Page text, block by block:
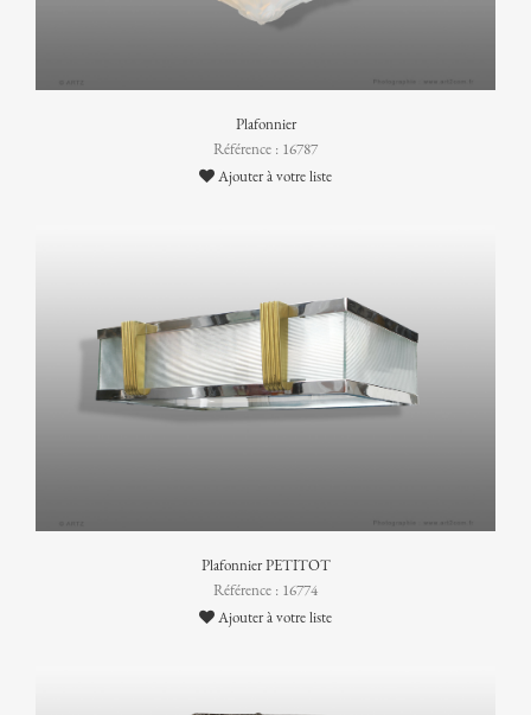
Plafonnier
Référence : 16787
Ajouter à votre liste
Plafonnier PETITOT
Référence : 16774
Ajouter à votre liste